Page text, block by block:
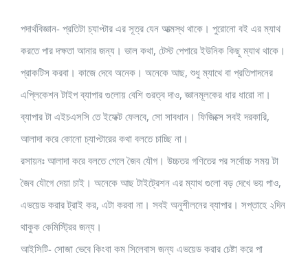
পদার্থবিজ্ঞান- প্রতিটা চ্যাপ্টার এর সূত্র যেন আত্মস্থ থাকে। পুরোনো বই এর ম্যাথ
করতে পার দক্ষতা আনার জন্য। ভাল কথা, টেস্ট পেপারে ইউনিক কিছু ম্যাথ থাকে।
প্রাকটিস করবা। কাজে দেবে অনেক। অনেকে আছ, শুধু ম্যাথে বা প্রতিপাদনের
এপ্লিকেশন টাইপ ব্যাপার গুলোয় বেশি গুরত্ব দাও, জ্ঞানমূলকের ধার ধারো না।
ব্যাপার টা এইচএসসি তে ইফেক্ট ফেলবে, সো সাবধান। ফিজিক্সে সবই দরকারি,
আলাদা করে কোনো চ্যাপ্টারের কথা বলতে চাচ্ছি না।
রসায়নঃ আলাদা করে বলতে গেলে জৈব যৌগ। উচ্চতর গণিতের পর সর্বোচ্চ সময় টা
জৈব যৌগে দেয়া চাই। অনেকে আছ টাইট্রেশন এর ম্যাথ গুলো বড় দেখে ভয় পাও,
এভয়েড করার ট্রাই কর, এটা করবা না। সবই অনুশীলনের ব্যাপার। সপ্তাহে ২দিন
থাকুক কেমিস্ট্রির জন্য।
আইসিটি- সোজা ভেবে কিংবা কম সিলেবাস জন্য এভয়েড করার চেষ্টা করে পা